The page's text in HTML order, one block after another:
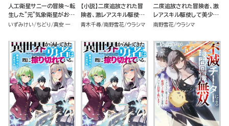
人工衛星サニーの冒険～転
生した"元"気象衛星がお天
気令嬢になるまで～
いずみけい ちどり 真安 一
【小説】二度追放された冒
険者、激レアスキル駆使し
て美少女軍団を育成中！
青木千尋 南野雪花 ウラシマ
二度追放された冒険者、激
レアスキル駆使して美少女
軍団を育成中！
南野雪花 ウラシマ